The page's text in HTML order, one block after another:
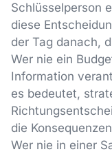
Schlüsselperson
diese
der Tag danach,
Wer nie ein
Information
es bedeutet,
die
Wer nie in einer